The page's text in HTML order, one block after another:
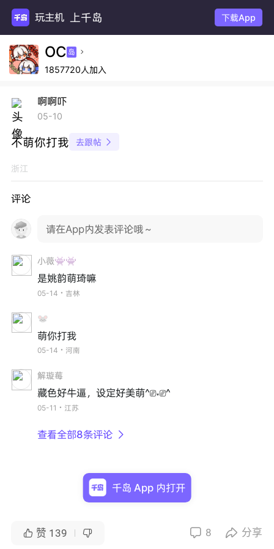
玩主机 上千岛 下载App
OC 岛 
1857720人加入
啊啊吓
05-10
不萌你打我 去跟帖 
浙江
评论
请在App内发表评论哦～
小薇👾👾
是姚韵萌琦嘛
05-14・吉林
🐭
萌你打我
05-14・河南
解璇莓
藏色好牛逼，设定好美萌^⎚˕⎚^
05-11・江苏
查看全部8条评论 
 赞 139   8  分享
千岛 App 内打开